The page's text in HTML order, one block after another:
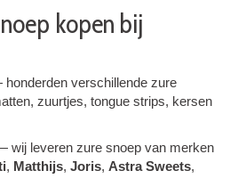
kopen bij
verschillende zure
zuurtjes, tongue strips, kersen
wij leveren zure snoep van merken
, Matthijs, Joris, Astra Sweets,